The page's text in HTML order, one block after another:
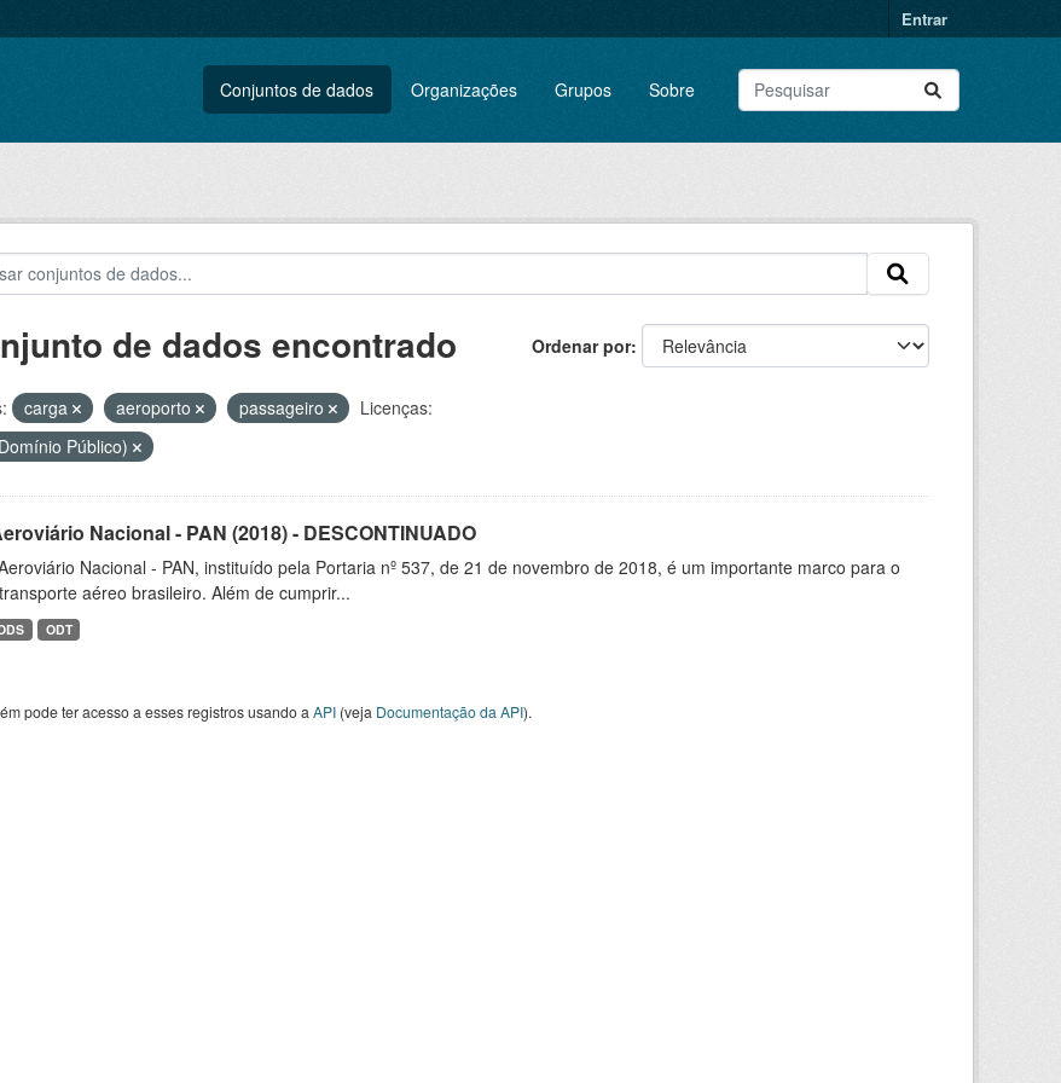
Entrar
Conjuntos de dados Organizações Grupos Sobre
Ordenar por
de dados encontrado
carga aeroporto passageiro
Licenças:
Público)
Nacional - PAN (2018) - DESCONTINUADO
Nacional - PAN, instituído pela Portaria nº 537, de 21 de novembro de 2018, é um importante marco para o
aéreo brasileiro. Além de cumprir...
ODT
pode ter acesso a esses registros usando a API(veja Documentação da API).